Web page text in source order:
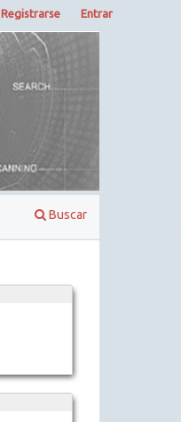
Buscar
Registrarse Entrar